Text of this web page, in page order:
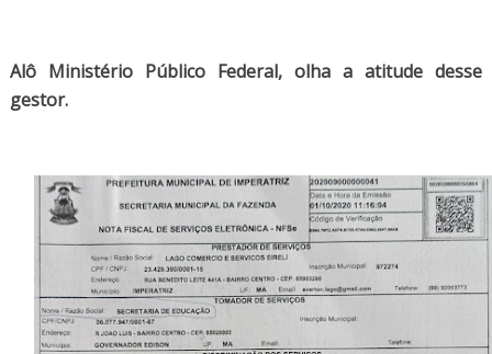
Alô Ministério Público Federal, olha a atitude desse
gestor.